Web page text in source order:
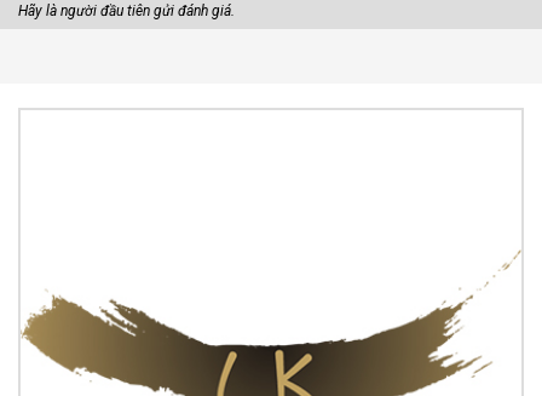
Hãy là người đầu tiên gửi đánh giá.